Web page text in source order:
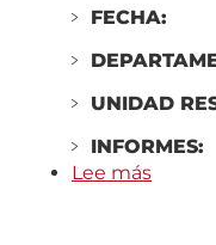
FECHA:
UNIDAD
INFORMES:
Lee más